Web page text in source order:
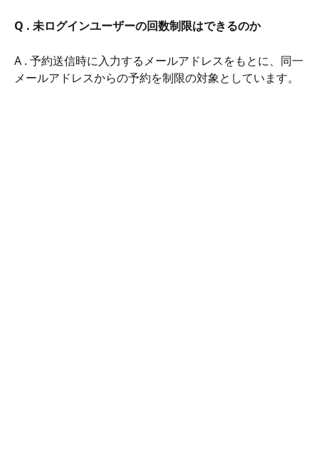
Q . 未ログインユーザーの回数制限はできるのか
A . 予約送信時に入力するメールアドレスをもとに、同一
メールアドレスからの予約を制限の対象としています。